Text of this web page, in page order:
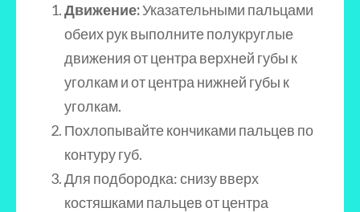
Движение:Указательными пальцами
обеих рук выполните полукруглые
движения от центра верхней губы к
уголкам и от центра нижней губы к
уголкам.
Похлопывайте кончиками пальцев по
контуру губ.
Для подбородка: снизу вверх
костяшками пальцев от центра